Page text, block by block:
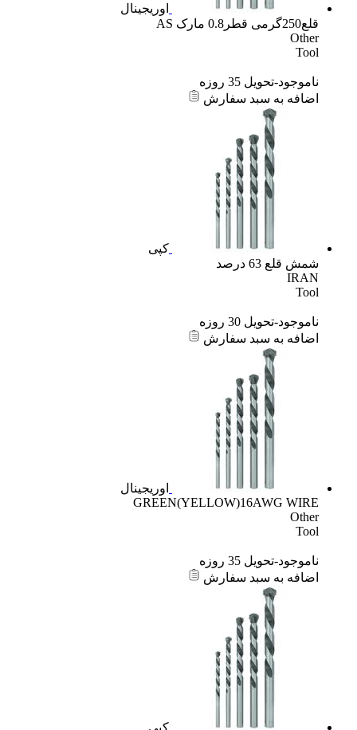
اوریجینال
قلع250گرمی قطر0.8 مارک AS
Other
Tool
ناموجود-تحویل 35 روزه
اضافه به سبد سفارش
کپی
شمش قلع 63 درصد
IRAN
Tool
ناموجود-تحویل 30 روزه
اضافه به سبد سفارش
اوریجینال
GREEN(YELLOW)16AWG WIRE
Other
Tool
ناموجود-تحویل 35 روزه
اضافه به سبد سفارش
کپی